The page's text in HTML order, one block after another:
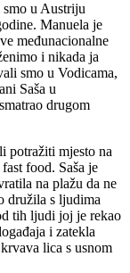
u Austriju
Manuela je
međunacionalne
i nikada ja
smo u Vodicama,
Saša u
drugom
potražiti mjesto na
food. Saša je
na plažu da ne
družila s ljudima
tih ljudi joj je rekao
i zatekla
lica s usnom